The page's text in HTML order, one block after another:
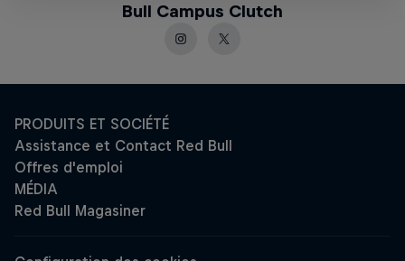
Bull Campus Clutch